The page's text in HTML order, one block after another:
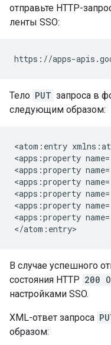
отправьте HTTP-
ленты SSO:
Тело PUT запроса в
следующим образом:
<atom:entry
<apps:property
<apps:property
<apps:property
<apps:property
<apps:property
<apps:property
В случае успешного
состояния HTTP 200
настройками SSO.
XML-ответ запроса
образом: